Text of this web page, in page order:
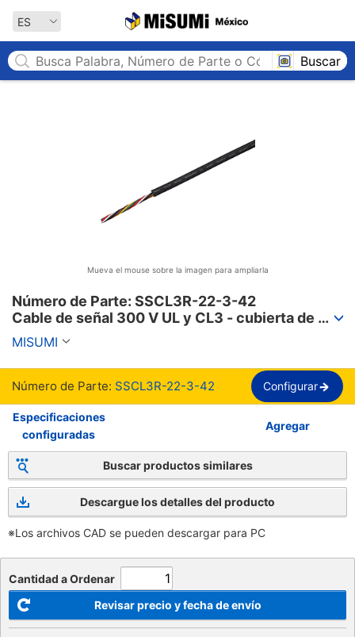
ES
Buscar
Mueva el mouse sobre la imagen para ampliarla
Número de Parte: SSCL3R-22-3-42
Cable de señal 300 V UL y CL3 - cubierta de
PVC, serie SSCL3R
MISUMI
Número de Parte: SSCL3R-22-3-42 Configurar
Especificaciones
configuradas
Agregar
Buscar productos similares
Descargue los detalles del producto
※Los archivos CAD se pueden descargar para PC
Cantidad a Ordenar
Revisar precio y fecha de envío